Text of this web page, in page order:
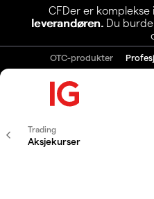
CFDer er
leverandøren.Du burde
OTC-produkter
Trading
Aksjekurser